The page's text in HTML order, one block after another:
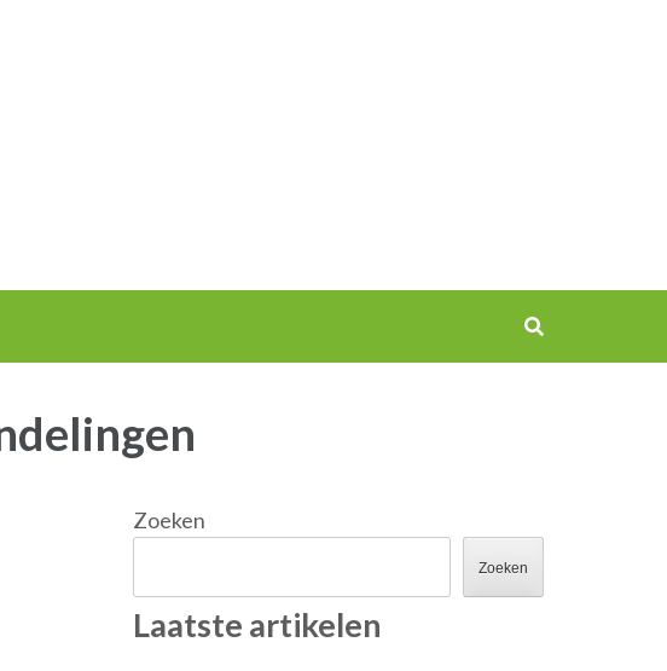
Zoeken
Zoeken
Laatste artikelen